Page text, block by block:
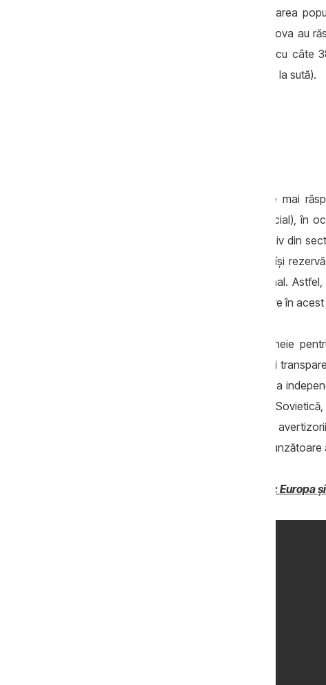
ocrotirea sănătății, educația, documentarea
sociale), 42% din interlocutorii din Moldova au
regiune, urmând Ucraina şi Azerbaijan cu
statele membre ale Uniunii Europene (29 la sută).
Ca şi în anii precedenți, corupţia este mai
interacționat cu instituţia au plătit neoficial), în
capturării instituţiilor statului, furtului masiv din
decizie care au admis furtul, populaţia îşi
reprezentanții Transparency International.
rând ar putea genera schimbări simţitoare în
Experții propun câteva recomandări-cheie
acestea se numără stabilirea unor reguli
politice să poată fi controlate; asigurarea
aderare la UE și cele din fosta Uniune
adoptarea legislației care să protejeze
corupție, precum și investigarea
Oamenii și Corupția: Europa